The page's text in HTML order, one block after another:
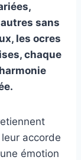
sans
les ocres
chaque
accorde
émotion